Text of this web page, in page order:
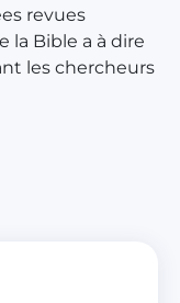
revues
la Bible a à dire
les chercheurs